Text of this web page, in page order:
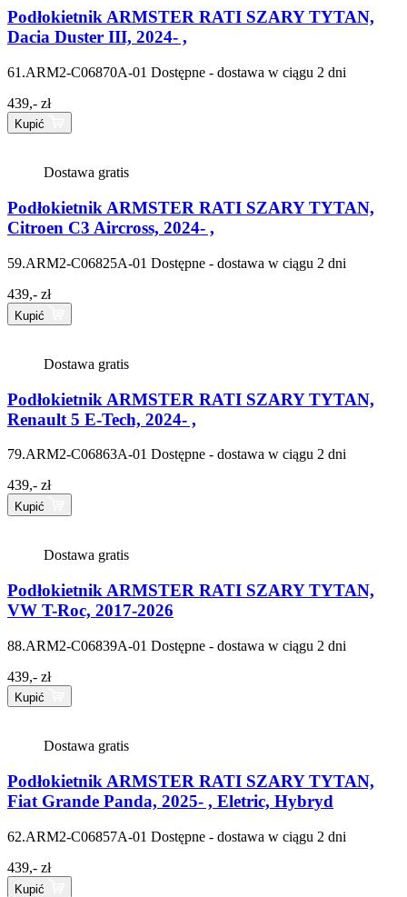
Podłokietnik ARMSTER RATI SZARY TYTAN,
Dacia Duster III, 2024- ,
61.ARM2-C06870A-01 Dostępne - dostawa w ciągu 2 dni
439,- zł
Kupić
Dostawa gratis
Podłokietnik ARMSTER RATI SZARY TYTAN,
Citroen C3 Aircross, 2024- ,
59.ARM2-C06825A-01 Dostępne - dostawa w ciągu 2 dni
439,- zł
Kupić
Dostawa gratis
Podłokietnik ARMSTER RATI SZARY TYTAN,
Renault 5 E-Tech, 2024- ,
79.ARM2-C06863A-01 Dostępne - dostawa w ciągu 2 dni
439,- zł
Kupić
Dostawa gratis
Podłokietnik ARMSTER RATI SZARY TYTAN,
VW T-Roc, 2017-2026
88.ARM2-C06839A-01 Dostępne - dostawa w ciągu 2 dni
439,- zł
Kupić
Dostawa gratis
Podłokietnik ARMSTER RATI SZARY TYTAN,
Fiat Grande Panda, 2025- , Eletric, Hybryd
62.ARM2-C06857A-01 Dostępne - dostawa w ciągu 2 dni
439,- zł
Kupić